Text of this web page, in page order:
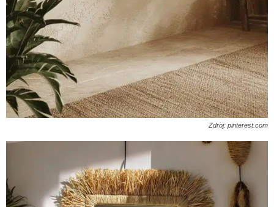
Zdroj: pinterest.com